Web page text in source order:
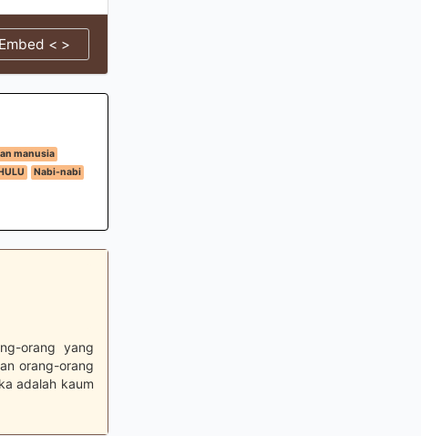
Embed < >
manusia
Nabi-nabi
orang yang
orang-orang
adalah kaum